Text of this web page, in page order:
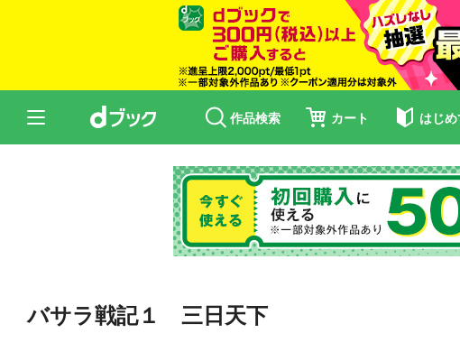
作品検索 カート はじ
バサラ戦記１ 三日天下